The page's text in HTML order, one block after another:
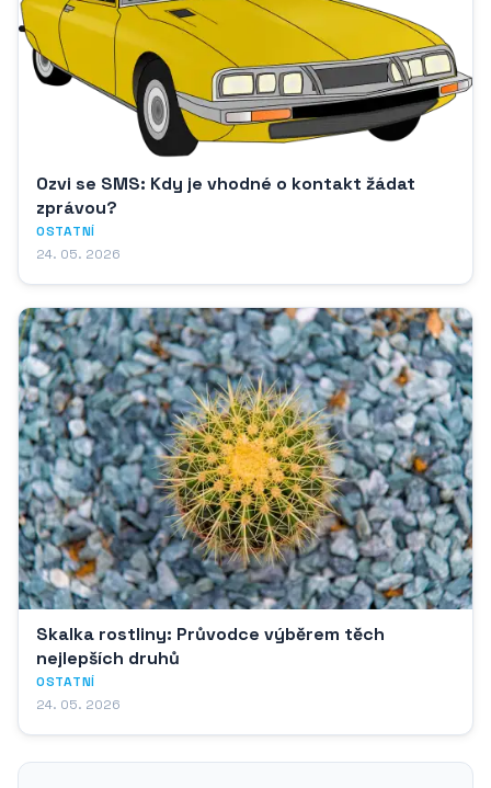
Ozvi se SMS: Kdy je vhodné o kontakt žádat
zprávou?
OSTATNÍ
24. 05. 2026
Skalka rostliny: Průvodce výběrem těch
nejlepších druhů
OSTATNÍ
24. 05. 2026